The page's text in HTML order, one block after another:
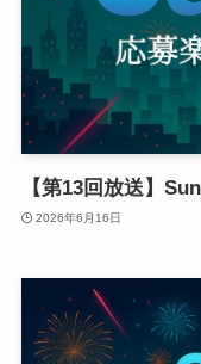
【第13回放送】
2026年6月16日